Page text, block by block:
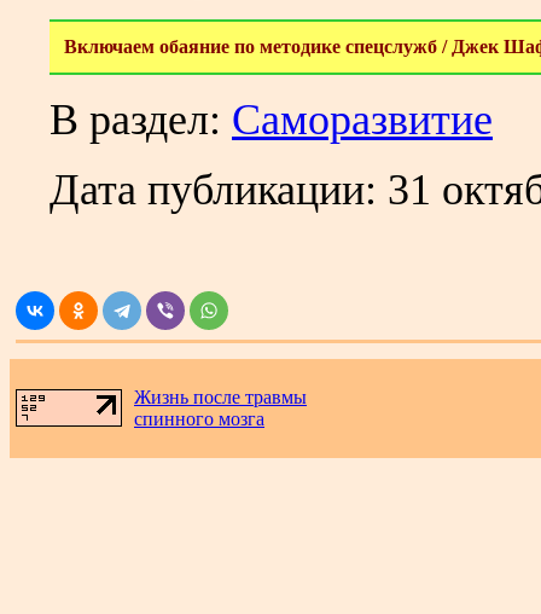
Включаем обаяние по методике спецслужб / Джек
В раздел: Cаморазвитие
Дата публикации: 31
Жизнь после травмы
спинного мозга